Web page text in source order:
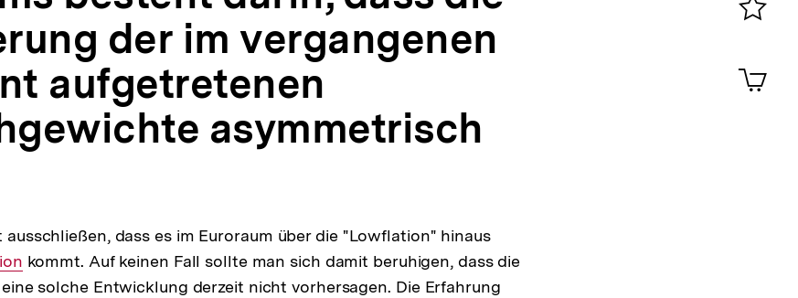
der im vergangenen
aufgetretenen
asymmetrisch
dass es im Euroraum über die "Lowflation" hinaus
kommt. Auf keinen Fall sollte man sich damit beruhigen, dass die
solche Entwicklung derzeit nicht vorhersagen. Die Erfahrung